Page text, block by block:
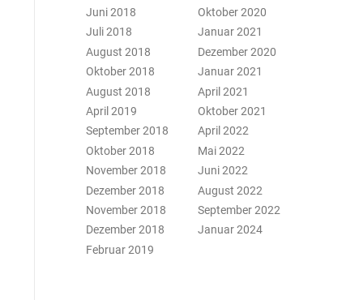
Juni 2018
Juli 2018
August 2018
Oktober 2018
August 2018
April 2019
September 2018
Oktober 2018
November 2018
Dezember 2018
November 2018
Dezember 2018
Februar 2019
Oktober 2020
Januar 2021
Dezember 2020
Januar 2021
April 2021
Oktober 2021
April 2022
Mai 2022
Juni 2022
August 2022
September 2022
Januar 2024